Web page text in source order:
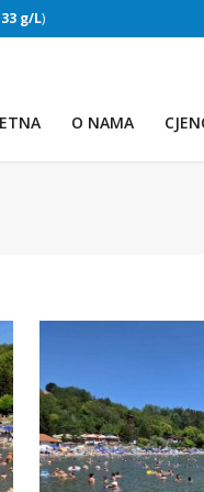
33 g/L)
O NAMA